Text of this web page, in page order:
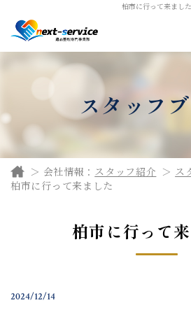
柏市に行って来ました
スタッフ
会社情報： スタッフ紹介
ス
柏市に行って来ました
柏市に行って
2024/12/14